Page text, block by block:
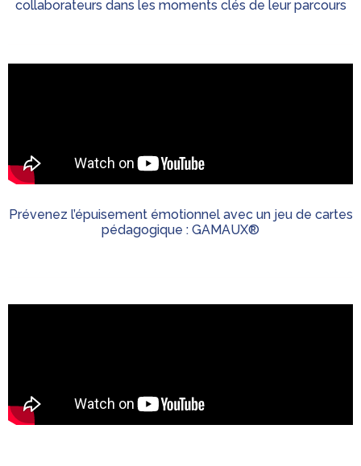
collaborateurs dans les moments clés de leur parcours
Prévenez l’épuisement émotionnel avec un jeu de cartes
pédagogique : GAMAUX®